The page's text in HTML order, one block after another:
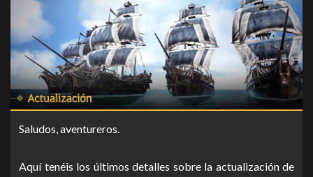
Saludos, aventureros.
Aquí tenéis los últimos detalles sobre la actualización de